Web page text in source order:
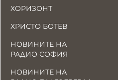
ХОРИЗОНТ
ХРИСТО БОТЕВ
НОВИНИТЕ НА
РАДИО СОФИЯ
НОВИНИТЕ НА